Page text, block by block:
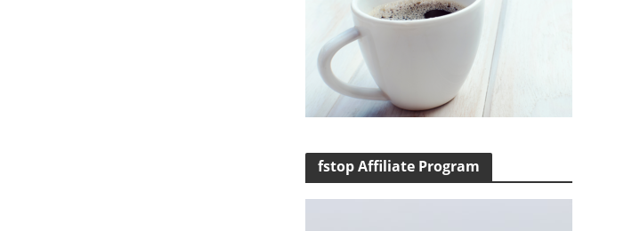
fstop Affiliate Program